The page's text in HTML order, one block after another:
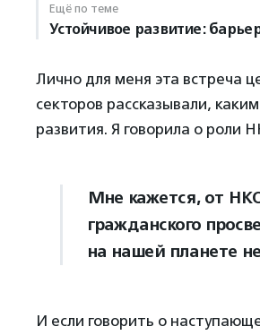
Ещё по теме
Устойчивое развитие:
Лично для меня эта встреча
секторов рассказывали,
развития. Я говорила о роли
Мне кажется, от
гражданского
на нашей планете
И если говорить о